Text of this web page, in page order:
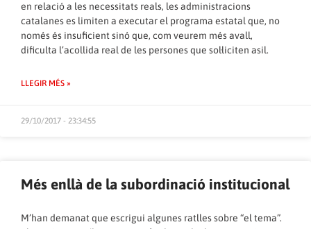
en relació a les necessitats reals, les administracions
catalanes es limiten a executar el programa estatal que, no
només és insuficient sinó que, com veurem més avall,
dificulta l’acollida real de les persones que sol·liciten asil.
LLEGIR MÉS »
29/10/2017 - 23:34:55
Més enllà de la subordinació institucional
M’han demanat que escrigui algunes ratlles sobre “el tema”.